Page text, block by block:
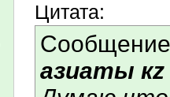
Цитата:
азиаты кz